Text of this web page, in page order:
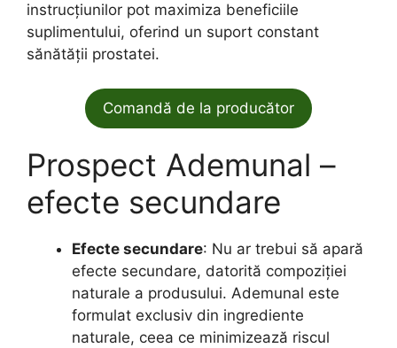
instrucțiunilor pot maximiza beneficiile
suplimentului, oferind un suport constant
sănătății prostatei.
Comandă de la producător
Prospect Ademunal –
efecte secundare
Efecte secundare: Nu ar trebui să apară
efecte secundare, datorită compoziției
naturale a produsului. Ademunal este
formulat exclusiv din ingrediente
naturale, ceea ce minimizează riscul